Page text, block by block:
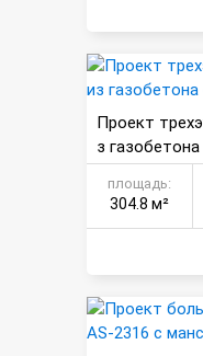
Проект
з
ы
площадь:
304.8 м²